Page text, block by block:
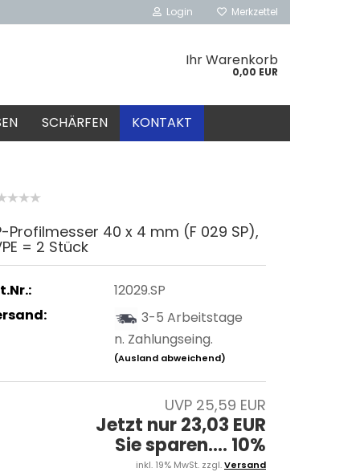
Login Merkzettel
Ihr Warenkorb
0,00 EUR
SCHÄRFEN KONTAKT
Profilmesser 40 x 4 mm (F 029 SP),
= 2 Stück
12029.SP
3-5 Arbeitstage
n. Zahlungseing.
(Ausland abweichend)
UVP 25,59 EUR
Jetzt nur 23,03 EUR
Sie sparen.... 10%
inkl. 19% MwSt. zzgl.Versand